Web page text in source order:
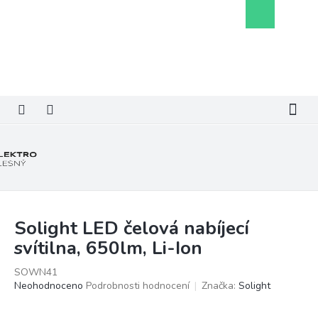
košík
Solight LED čelová nabíjecí
svítilna, 650lm, Li-Ion
SOWN41
Průměrné
Neohodnoceno Podrobnosti hodnocení Značka: Solight